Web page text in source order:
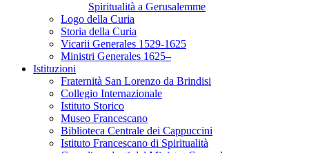
Spiritualità a Gerusalemme
Logo della Curia
Storia della Curia
Vicarii Generales 1529-1625
Ministri Generales 1625–
Istituzioni
Fraternità San Lorenzo da Brindisi
Collegio Internazionale
Istituto Storico
Museo Francescano
Biblioteca Centrale dei Cappuccini
Istituto Francescano di Spiritualità